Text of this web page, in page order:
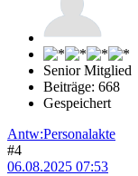
Senior Mitglied
Beiträge: 668
Gespeichert
Antw:Personalakte
#4
06.08.2025 07:53